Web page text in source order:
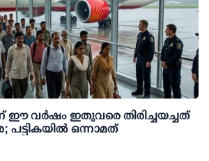
ഈ വർഷം ഇതുവരെ തിരിച്ചയച്ചത്
പട്ടികയിൽ ഒന്നാമത്